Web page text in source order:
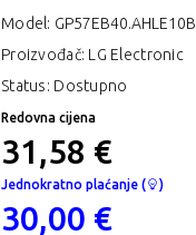
Model: GP57EB40.AHLE10B
Proizvođač: LG Electronic
Status: Dostupno
Redovna cijena
31,58 €
Jednokratno plaćanje ( )
30,00 €